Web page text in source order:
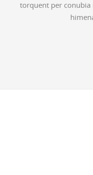
torquent per